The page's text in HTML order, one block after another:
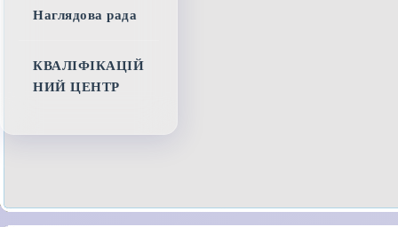
Наглядова рада
КВАЛІФІКАЦІЙ
НИЙ ЦЕНТР